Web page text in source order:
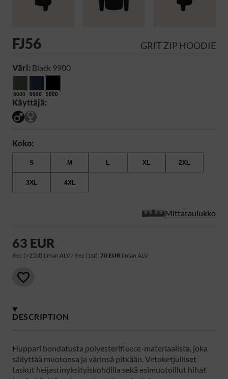
FJ56 GRIT ZIP HOODIE
Väri: Black 9900
4600 8900 9900
Käyttäjä:
Koko:
S M L XL 2XL
3XL 4XL
Mittataulukko
63 EUR
Rec (>25st) ilman ALV / Rec (1st): 70 EUR ilman ALV
DESCRIPTION
Huppari bondatusta polyesterifleece-materiaalista, joka
säilyttää muotonsa ja värinsä pitkään. Vetoketjulliset
taskut heijastinyksityiskohdilla sekä esimuotoillut hihat